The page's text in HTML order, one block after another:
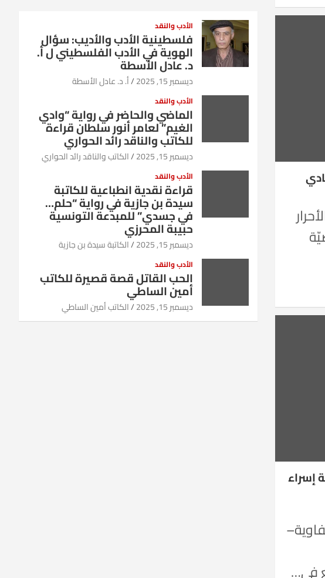
إسراء
في…
الأدب والنقد
فلسطينية الأدب والأديب: سؤال
الهوية في الأدب الفلسطيني ل أ.
د. عادل الأسطة
ديسمبر 15, 2025 أ. د. عادل الأسطة
الأدب والنقد
الماضي والحاضر في رواية “وادي
الغيم” لعامر أنور سلطان قراءة
للكاتب والناقد رائد الحواري
ديسمبر 15, 2025 الكاتب والناقد رائد الحواري
الأدب والنقد
قراءة نقدية انطباعية للكاتبة
سيدة بن جازية في رواية “حلم…
في جسدي” للمبدعة التونسية
حبيبة المحرزي
ديسمبر 15, 2025 الكاتبة سيدة بن جازية
الأدب والنقد
الحب القاتل قصة قصيرة للكاتب
أمين الساطي
ديسمبر 15, 2025 الكاتب أمين الساطي